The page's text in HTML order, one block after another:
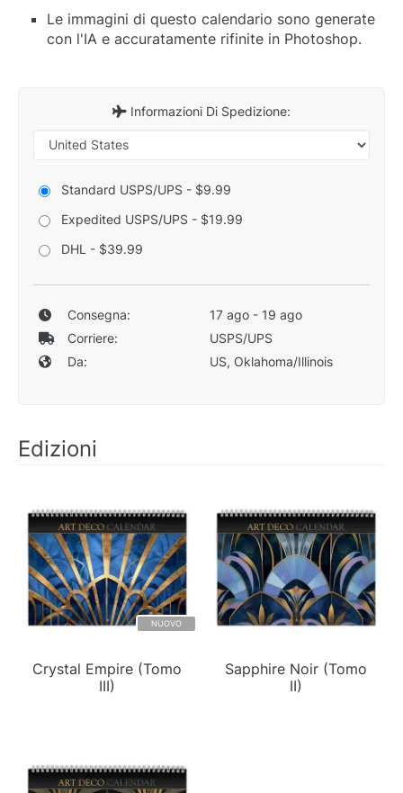
Le immagini di questo calendario sono generate
con l'IA e accuratamente rifinite in Photoshop.
Informazioni Di Spedizione:
Standard USPS/UPS - $9.99
Expedited USPS/UPS - $19.99
DHL - $39.99
Consegna:
17 ago - 19 ago
Corriere:
USPS/UPS
Da:
US, Oklahoma/Illinois
Edizioni
NUOVO
Crystal Empire (Tomo
III)
Sapphire Noir (Tomo
II)